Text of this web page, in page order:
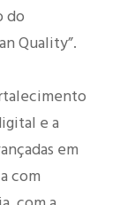
do
Quality”.
e a
em
com